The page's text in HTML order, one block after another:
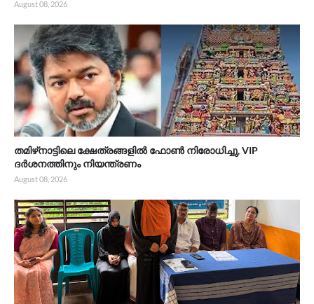
August 08, 2026
തമിഴ്‌നാട്ടിലെ ക്ഷേത്രങ്ങളിൽ ഫോൺ നിരോധിച്ചു, VIP
ദർശനത്തിനും നിയന്ത്രണം
August 08, 2026